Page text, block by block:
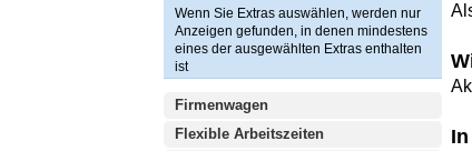
Wenn Sie Extras auswählen, werden nur
Anzeigen gefunden, in denen mindestens
eines der ausgewählten Extras enthalten
ist
Firmenwagen
Flexible Arbeitszeiten